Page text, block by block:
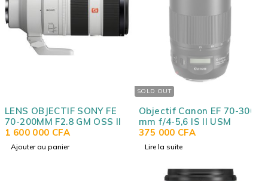
LENS OBJECTIF SONY FE
70-200MM F2.8 GM OSS II
1 600 000 CFA
Ajouter au panier
SOLD OUT
Objectif Canon EF 70-300
mm f/4-5,6 IS II USM
375 000 CFA
Lire la suite